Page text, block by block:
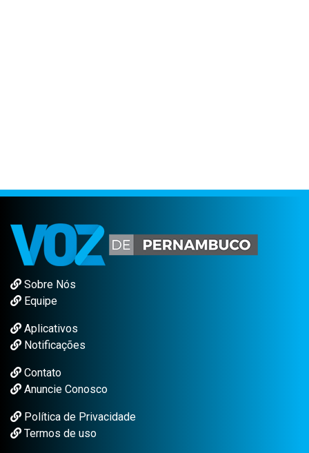
Sobre Nós
Equipe
Aplicativos
Notificações
Contato
Anuncie Conosco
Política de Privacidade
Termos de uso